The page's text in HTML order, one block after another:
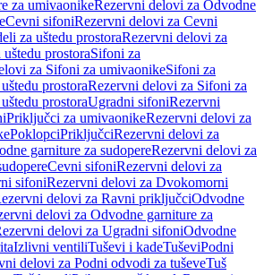
za umivaonikeRezervni delovi za Odvodne
Cevni sifoniRezervni delovi za Cevni
za uštedu prostoraRezervni delovi za
prostoraSifoni za
za Sifoni za umivaonikeSifoni za
prostoraRezervni delovi za Sifoni za
prostoraUgradni sifoniRezervni
Priključci za umivaonikeRezervni delovi za
PoklopciPriključciRezervni delovi za
garniture za sudopereRezervni delovi za
Cevni sifoniRezervni delovi za
sifoniRezervni delovi za Dvokomorni
delovi za Ravni priključciOdvodne
delovi za Odvodne garniture za
delovi za Ugradni sifoniOdvodne
Izlivni ventiliTuševi i kadeTuševiPodni
delovi za Podni odvodi za tuševeTuš